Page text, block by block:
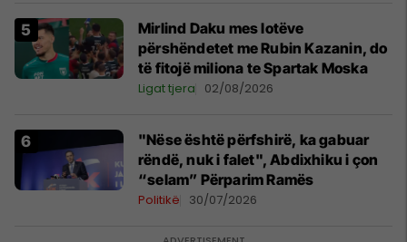
Mirlind Daku mes lotëve
përshëndetet me Rubin Kazanin, do
të fitojë miliona te Spartak Moska
Ligat tjera 02/08/2026
"Nëse është përfshirë, ka gabuar
rëndë, nuk i falet", Abdixhiku i çon
“selam” Përparim Ramës
Politikë 30/07/2026